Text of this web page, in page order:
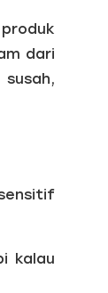
dari
kalau